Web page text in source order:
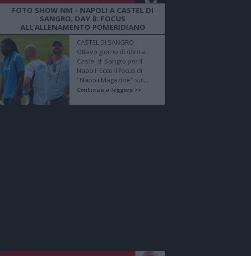
FOTO SHOW NM - NAPOLI A CASTEL DI
SANGRO, DAY 8: FOCUS
ALL’ALLENAMENTO POMERIDIANO
CASTEL DI SANGRO -
Ottavo giorno di ritiro a
Castel di Sangro per il
Napoli. Ecco il focus di
"Napoli Magazine" sul...
Continua a leggere >>